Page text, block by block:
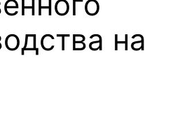
на